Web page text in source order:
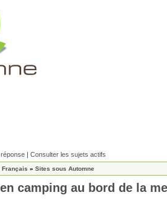
| Consulter les sujets actifs
» Sites sous Automne
camping au bord de la